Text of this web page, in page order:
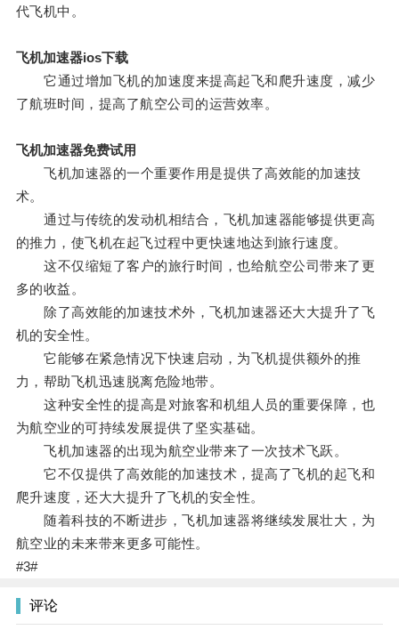
代飞机中。
飞机加速器ios下载
它通过增加飞机的加速度来提高起飞和爬升速度，减少
了航班时间，提高了航空公司的运营效率。
飞机加速器免费试用
飞机加速器的一个重要作用是提供了高效能的加速技
术。
通过与传统的发动机相结合，飞机加速器能够提供更高
的推力，使飞机在起飞过程中更快速地达到旅行速度。
这不仅缩短了客户的旅行时间，也给航空公司带来了更
多的收益。
除了高效能的加速技术外，飞机加速器还大大提升了飞
机的安全性。
它能够在紧急情况下快速启动，为飞机提供额外的推
力，帮助飞机迅速脱离危险地带。
这种安全性的提高是对旅客和机组人员的重要保障，也
为航空业的可持续发展提供了坚实基础。
飞机加速器的出现为航空业带来了一次技术飞跃。
它不仅提供了高效能的加速技术，提高了飞机的起飞和
爬升速度，还大大提升了飞机的安全性。
随着科技的不断进步，飞机加速器将继续发展壮大，为
航空业的未来带来更多可能性。
#3#
评论